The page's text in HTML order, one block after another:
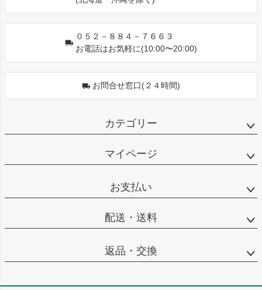
０５２－８８４－７６６３
お電話はお気軽に(10:00〜20:00)
お問合せ窓口(２４時間)
カテゴリー
マイページ
お支払い
配送・送料
返品・交換